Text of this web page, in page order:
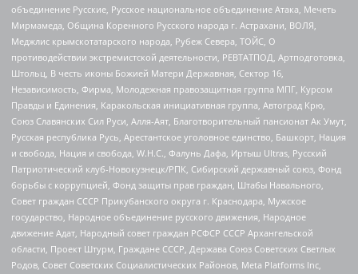
объединение Русские, Русское национальное объединение Атака, Мечеть
Мирмамеда, Община Коренного Русского народа г. Астрахани, ВОЛЯ,
Меджлис крымскотатарского народа, Рубеж Севера, ТОЙС, О
противодействии экстремистской деятельности, РЕВТАТПОД, Артподготовка,
Штольц, В честь иконы Божией Матери Державная, Сектор 16,
Независимость, Фирма, Молодежная правозащитная группа МПГ, Курсом
Правды и Единения, Каракольская инициативная группа, Автоград Крю,
Союз Славянских Сил Руси, Алля-Аят, Благотворительный пансионат Ак Умут,
Русская республика Русь, Арестантское уголовное единство, Башкорт, Нация
и свобода, Нация и свобода, W.H.С., Фалунь Дафа, Иртыш Ultras, Русский
Патриотический клуб-Новокузнецк/РПК, Сибирский державный союз, Фонд
борьбы с коррупцией, Фонд защиты прав граждан, Штабы Навального,
Совет граждан СССР Прикубанского округа г. Краснодара, Мужское
государство, Народное объединение русского движения, Народное
движение Адат, Народный совет граждан РСФСР СССР Архангельской
области, Проект Штурм, Граждане СССР, Держава Союз Советских Светлых
Родов, Совет Советских Социалистических Районов, Meta Platforms Inc,